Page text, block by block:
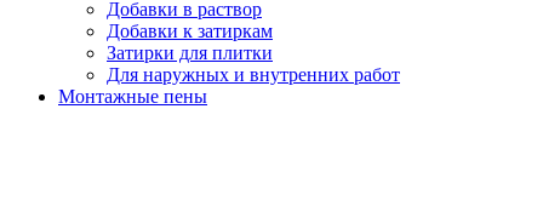
Добавки в раствор
Добавки к затиркам
Затирки для плитки
Для наружных и внутренних работ
Монтажные пены